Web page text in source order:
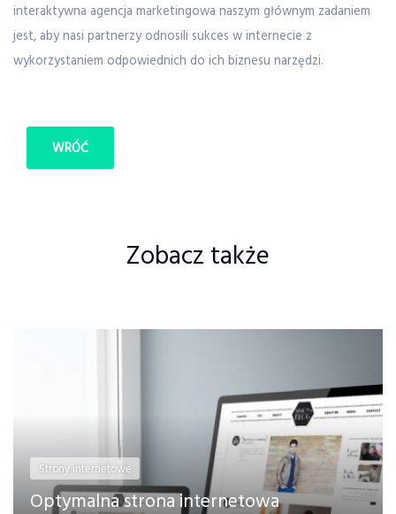
interaktywna agencja marketingowa naszym głównym zadaniem
jest, aby nasi partnerzy odnosili sukces w internecie z
wykorzystaniem odpowiednich do ich biznesu narzędzi.
WRÓĆ
Zobacz także
Strony internetowe
Optymalna strona internetowa